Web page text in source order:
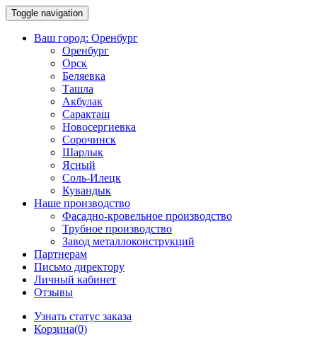
Toggle navigation
Ваш город: Оренбург
Оренбург
Орск
Беляевка
Ташла
Акбулак
Саракташ
Новосергиевка
Сорочинск
Шарлык
Ясный
Соль-Илецк
Кувандык
Наше производство
Фасадно-кровельное производство
Трубное производство
Завод металлоконструкций
Партнерам
Письмо директору
Личный кабинет
Отзывы
Узнать статус заказа
Корзина(0)